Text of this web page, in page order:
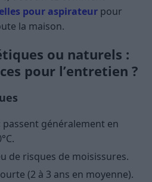
pour aspirateur pour
la maison.
ou naturels :
pour l’entretien ?
passent généralement en
de risques de moisissures.
(2 à 3 ans en moyenne).